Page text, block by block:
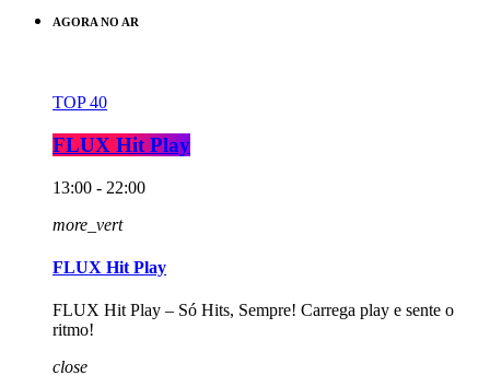
AGORA NO AR
TOP 40
FLUX Hit Play
13:00 - 22:00
more_vert
FLUX Hit Play
FLUX Hit Play – Só Hits, Sempre! Carrega play e sente o
ritmo!
close